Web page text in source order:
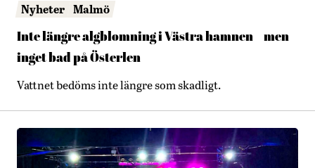
Nyheter Malmö
Inte längre algblomning i Västra hamnen – men
inget bad på Österlen
Vattnet bedöms inte längre som skadligt.